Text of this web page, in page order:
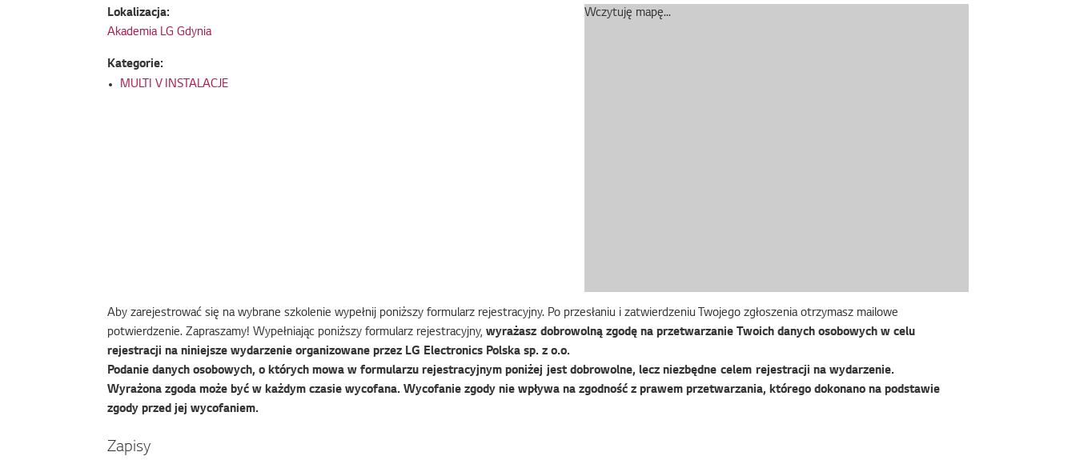
Wczytuję mapę...
Lokalizacja:
Akademia LG Gdynia
Kategorie:
MULTI V INSTALACJE
Aby zarejestrować się na wybrane szkolenie wypełnij poniższy formularz rejestracyjny. Po przesłaniu i zatwierdzeniu Twojego zgłoszenia otrzymasz mailowe
potwierdzenie. Zapraszamy! Wypełniając poniższy formularz rejestracyjny,wyrażasz dobrowolną zgodę na przetwarzanie Twoich danych osobowych w celu
rejestracji na niniejsze wydarzenie organizowane przez LG Electronics Polska sp. z o.o.
Podanie danych osobowych, o których mowa w formularzu rejestracyjnym poniżej jest dobrowolne, lecz niezbędne celem rejestracji na wydarzenie.
Wyrażona zgoda może być w każdym czasie wycofana. Wycofanie zgody nie wpływa na zgodność z prawem przetwarzania, którego dokonano na podstawie
zgody przed jej wycofaniem.
Zapisy